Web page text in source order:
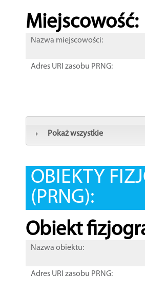
Miejscowość:
Nazwa miejscowości:
Adres URI zasobu PRNG:
Pokaż wszystkie
OBIEKTY
(PRNG):
Obiekt
Nazwa obiektu:
Adres URI zasobu PRNG: